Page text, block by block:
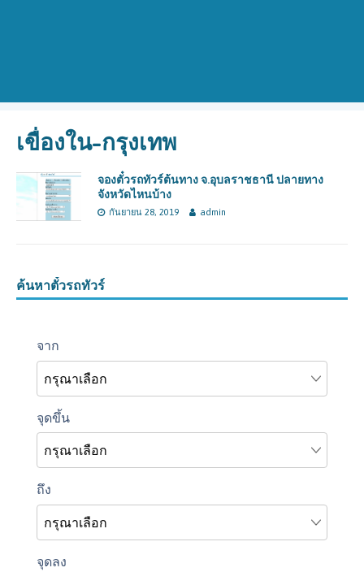
เขื่องใน-กรุงเทพ
จองตั๋วรถทัวร์ต้นทาง จ.อุบลราชธานี ปลายทาง
จังหวัดไหนบ้าง
กันยายน 28, 2019 admin
ค้นหาตั๋วรถทัวร์